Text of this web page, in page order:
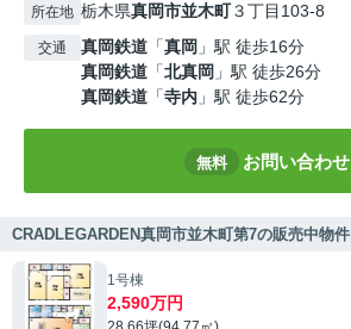
所在地 栃木県真岡市並木町３丁目103-8
交通 真岡鉄道 「真岡 」駅 徒歩16分
真岡鉄道 「北真岡 」駅 徒歩26分
真岡鉄道 「寺内 」駅 徒歩62分
無料 お問い合わせ
CRADLEGARDEN真岡市並木町第7の販売中物件
1号棟
2,590万円